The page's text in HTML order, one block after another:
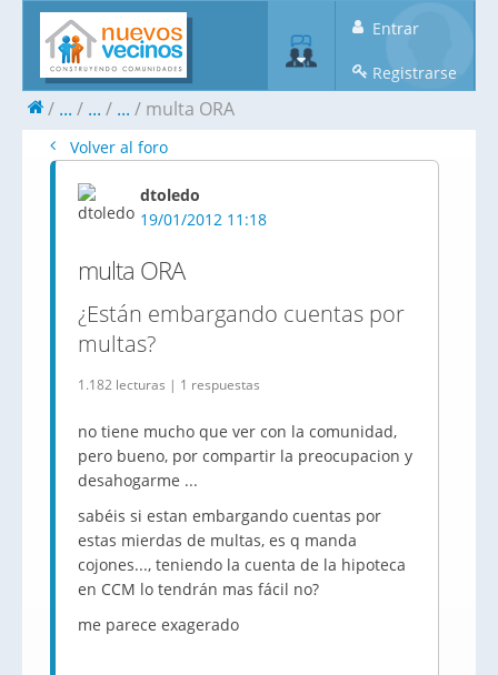
Entrar
Registrarse
... ... ... multa ORA
Volver al foro
dtoledo
19/01/2012 11:18
multa ORA
¿Están embargando cuentas por
multas?
1.182 lecturas | 1 respuestas
no tiene mucho que ver con la comunidad,
pero bueno, por compartir la preocupacion y
desahogarme ...
sabéis si estan embargando cuentas por
estas mierdas de multas, es q manda
cojones..., teniendo la cuenta de la hipoteca
en CCM lo tendrán mas fácil no?
me parece exagerado